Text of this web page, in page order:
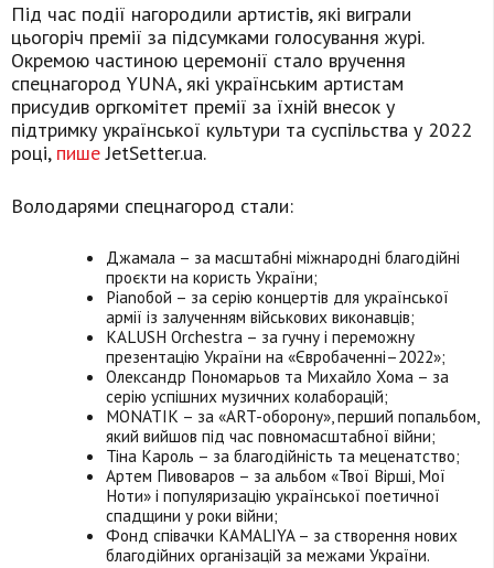
Під час події нагородили артистів, які виграли
цьогоріч премії за підсумками голосування журі.
Окремою частиною церемонії стало вручення
спецнагород YUNA, які українським артистам
присудив оргкомітет премії за їхній внесок у
підтримку української культури та суспільства у 2022
році, пишеJetSetter.ua.
Володарями спецнагород стали:
Джамала – за масштабні міжнародні благодійні
проєкти на користь України;
Pianoбой – за серію концертів для української
армії із залученням військових виконавців;
KALUSH Orchestra – за гучну і переможну
презентацію України на «Євробаченні–2022»;
Олександр Пономарьов та Михайло Хома – за
серію успішних музичних колаборацій;
MONATIK – за «ART-оборону», перший попальбом,
який вийшов під час повномасштабної війни;
Тіна Кароль – за благодійність та меценатство;
Артем Пивоваров – за альбом «Твої Вірші, Мої
Ноти» і популяризацію української поетичної
спадщини у роки війни;
Фонд співачки KAMALIYA – за створення нових
благодійних організацій за межами України.